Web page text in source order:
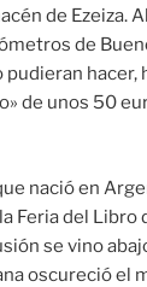
de Ezeiza.
de
hacer,
de unos 50
nació en
Feria del Libro
se vino
oscureció el